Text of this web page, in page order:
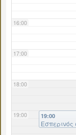
16:00
17:00
18:00
19:00 19:00
Εσπερινός